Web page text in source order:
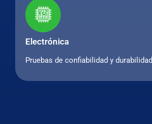
Electrónica
Pruebas de confiabilidad y durabilidad